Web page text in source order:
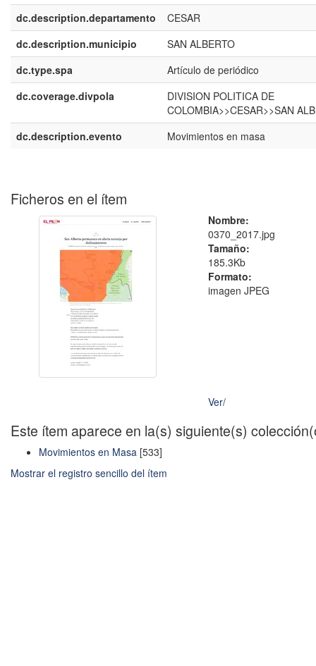
dc.description.departamento
CESAR
dc.description.municipio
SAN ALBERTO
dc.type.spa
Artículo de periódico
dc.coverage.divpola
DIVISION POLITICA DE
COLOMBIA>>CESAR>>SAN
dc.description.evento
Movimientos en masa
Ficheros en el ítem
Nombre:
0370_2017.jpg
Tamaño:
185.3Kb
Formato:
imagen JPEG
Ver/
Este ítem aparece en la(s) siguiente(s)
Movimientos en Masa [533]
Mostrar el registro sencillo del ítem